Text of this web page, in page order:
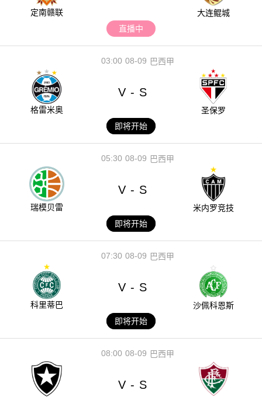
定南赣联
大连鲲城
直播中
08-09
03:00 巴西甲
格雷米奥
V - S
圣保罗
即将开始
08-09
05:30 巴西甲
瑞模贝雷
V - S
米内罗竞技
即将开始
08-09
07:30 巴西甲
科里蒂巴
V - S
沙佩科恩斯
即将开始
08-09
08:00 巴西甲
V - S